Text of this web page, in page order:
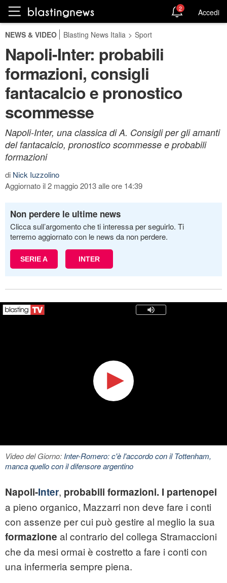
2 Accedi
NEWS & VIDEO Blasting News Italia > Sport
Napoli-Inter: probabili
formazioni, consigli
fantacalcio e pronostico
scommesse
Napoli-Inter, una classica di A. Consigli per gli amanti
del fantacalcio, pronostico scommesse e probabili
formazioni
di Nick Iuzzolino
Aggiornato il 2 maggio 2013 alle ore 14:39
Non perdere le ultime news
Clicca sull’argomento che ti interessa per seguirlo. Ti
terremo aggiornato con le news da non perdere.
SERIE A INTER
Video del Giorno: Inter-Romero: c'è l'accordo con il Tottenham,
manca quello con il difensore argentino
Napoli-Inter, probabili formazioni. I partenopei
a pieno organico, Mazzarri non deve fare i conti
con assenze per cui può gestire al meglio la sua
formazione al contrario del collega Stramaccioni
che da mesi ormai è costretto a fare i conti con
una infermeria sempre piena.